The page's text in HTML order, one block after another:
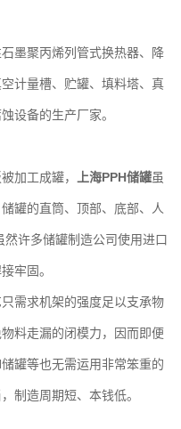
墨聚丙烯列管式换热器、降
计量槽、贮罐、填料塔、真
设备的生产厂家。
加工成罐， 上海PPH储罐虽
罐的直筒、顶部、底部、人
许多储罐制造公司使用进口
牢固。
需求机架的强度足以支承物
料走漏的闭模力，因而即便
罐等也无需运用非常笨重的
制造周期短、本钱低。